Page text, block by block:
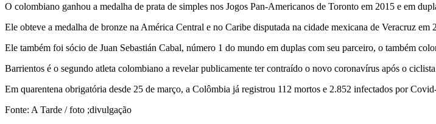
O colombiano ganhou a medalha de prata de simples nos Jogos Pan-Americanos de Toronto em 2015 e em
Ele obteve a medalha de bronze na América Central e no Caribe disputada na cidade mexicana de Veracruz em
Ele também foi sócio de Juan Sebastián Cabal, número 1 do mundo em duplas com seu parceiro, o também
Barrientos é o segundo atleta colombiano a revelar publicamente ter contraído o novo coronavírus após o
Em quarentena obrigatória desde 25 de março, a Colômbia já registrou 112 mortos e 2.852 infectados por
Fonte: A Tarde / foto ;divulgação